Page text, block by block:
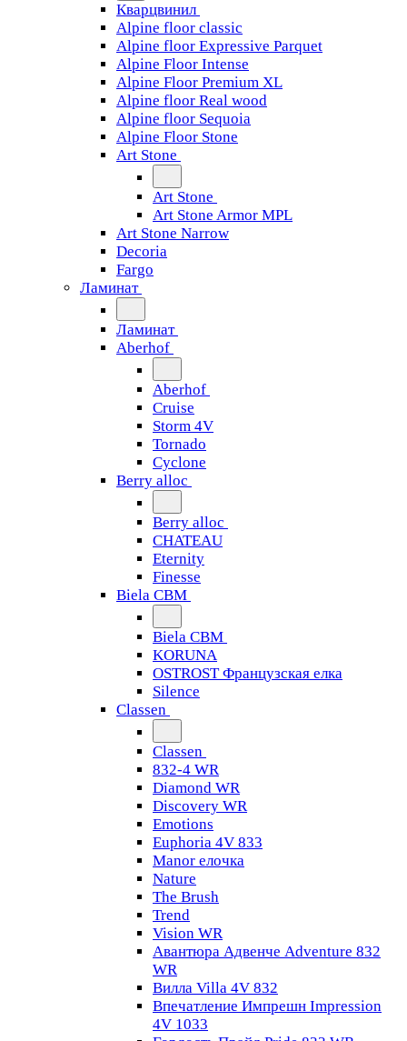
Кварцвинил
Alpine floor classic
Alpine floor Expressive Parquet
Alpine Floor Intense
Alpine Floor Premium XL
Alpine floor Real wood
Alpine floor Sequoia
Alpine Floor Stone
Art Stone
Art Stone
Art Stone Armor MPL
Art Stone Narrow
Decoria
Fargo
Ламинат
Ламинат
Aberhof
Aberhof
Cruise
Storm 4V
Tornado
Сyclone
Berry alloc
Berry alloc
CHATEAU
Eternity
Finesse
Biela CBM
Biela CBM
KORUNA
OSTROST Французская елка
Silence
Classen
Classen
832-4 WR
Diamond WR
Discovery WR
Emotions
Euphoria 4V 833
Manor елочка
Nature
The Brush
Trend
Vision WR
Авантюра Адвенче Adventure 832
WR
Вилла Villa 4V 832
Впечатление Импрешн Impression
4V 1033